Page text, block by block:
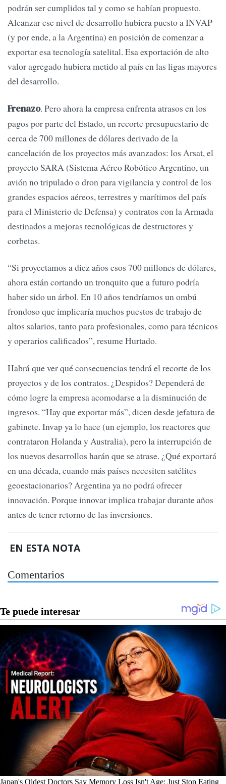
podrán ser cumplidos tal y como se habían propuesto.
Alcanzar ese nivel de desarrollo hubiera puesto a INVAP
(y por ende, a la Argentina) en posición de comenzar a
exportar esa tecnología satelital. Esa exportación de alto
valor agregado hubiera metido al país en las ligas mayores
del desarrollo.
Frenazo. Pero ahora la empresa enfrenta atrasos en los
pagos por parte del Estado, un recorte presupuestario de
cerca de 700 millones de dólares derivado de la
cancelación de los proyectos más avanzados: los Arsat, el
proyecto SARA (Sistema Aéreo Robótico Argentino, un
avión no tripulado o dron para vigilancia y control de los
grandes espacios aéreos, terrestres y marítimos del país
para el Ministerio de Defensa) y contratos con la Armada
destinados a mejoras tecnológicas de destructores y
corbetas.
“Si proyectamos a diez años esos 700 millones de dólares,
ahora están cortando un tronquito que a futuro podría
haber sido un árbol. En 10 años tendríamos un ombú
frondoso que implicaría muchos puestos de trabajo de
altos salarios, tanto para profesionales, como para técnicos
y operarios calificados”, resume Hurtado.
Habrá que ver qué consecuencias tendrá el recorte de los
proyectos y de los contratos. ¿Despidos? Dependerá de
cómo logre la empresa acomodarse a la disminución de
ingresos. “Hay que exportar más”, dicen desde jefatura de
gabinete. Invap ya lo hace (un ejemplo, los reactores que
contrataron Holanda y Australia), pero la interrupción de
los nuevos desarrollos harán que se atrase. ¿Qué exportará
en una década, cuando más países necesiten satélites
geoestacionarios? Argentina ya no podrá ofrecer
innovación. Porque innovar implica trabajar durante años
antes de tener retorno de las inversiones.
EN ESTA NOTA
Comentarios